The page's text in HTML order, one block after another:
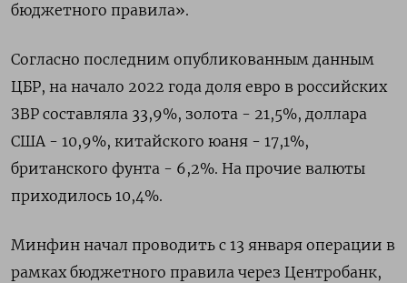
бюджетного правила».
Согласно последним опубликованным данным
ЦБР, на начало 2022 года доля евро в российских
ЗВР составляла 33,9%, золота - 21,5%, доллара
США - 10,9%, китайского юаня - 17,1%,
британского фунта - 6,2%. На прочие валюты
приходилось 10,4%.
Минфин начал проводить с 13 января операции в
рамках бюджетного правила через Центробанк,